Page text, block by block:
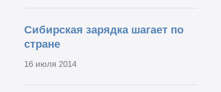
Сибирская зарядка шагает по
стране
16 июля 2014